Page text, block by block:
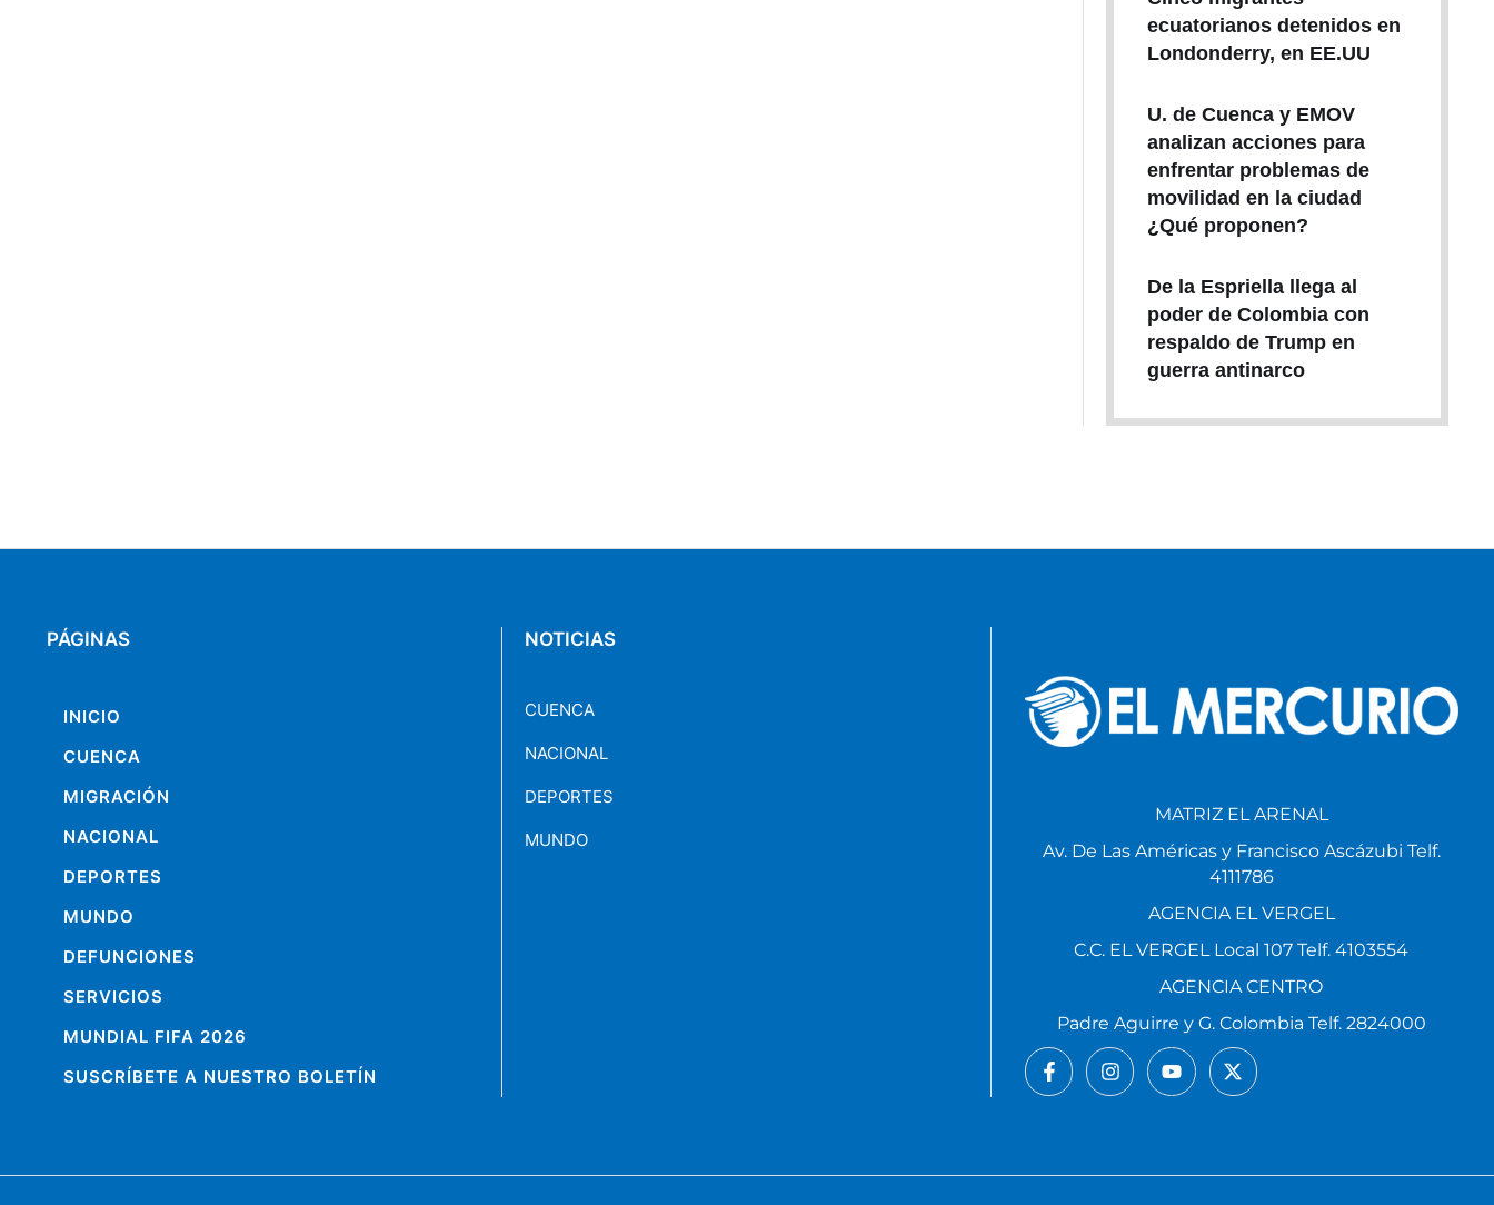
ecuatorianos detenidos en
Londonderry, en EE.UU
U. de Cuenca y EMOV
analizan acciones para
enfrentar problemas de
movilidad en la ciudad
¿Qué proponen?
De la Espriella llega al
poder de Colombia con
respaldo de Trump en
guerra antinarco
PÁGINAS
INICIO
CUENCA
MIGRACIÓN
NACIONAL
DEPORTES
MUNDO
DEFUNCIONES
SERVICIOS
MUNDIAL FIFA 2026
SUSCRÍBETE A NUESTRO BOLETÍN
NOTICIAS
CUENCA
NACIONAL
DEPORTES
MUNDO
MATRIZ EL ARENAL
Av. De Las Américas y Francisco Ascázubi Telf.
4111786
AGENCIA EL VERGEL
C.C. EL VERGEL Local 107 Telf. 4103554
AGENCIA CENTRO
Padre Aguirre y G. Colombia Telf. 2824000